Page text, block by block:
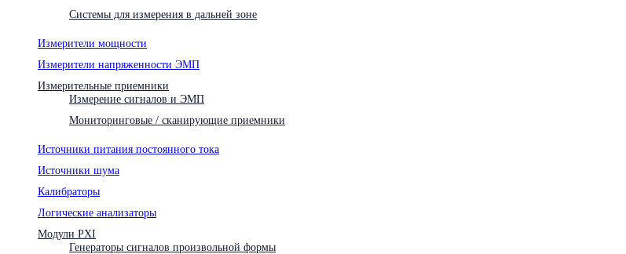
Системы для измерения в дальней зоне
Измерители мощности
Измерители напряженности ЭМП
Измерительные приемники
Измерение сигналов и ЭМП
Мониторинговые / сканирующие приемники
Источники питания постоянного тока
Источники шума
Калибраторы
Логические анализаторы
Модули PXI
Генераторы сигналов произвольной формы